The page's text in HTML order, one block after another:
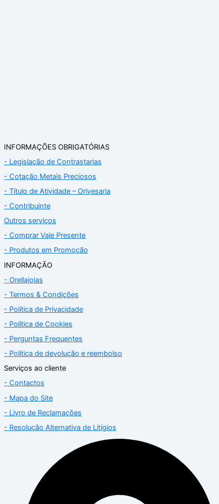
INFORMAÇÕES OBRIGATÓRIAS
- Legislação de Contrastarias
- Cotação Metais Preciosos
- Título de Atividade – Orivesaria
- Contribuinte
Outros serviços
- Comprar Vale Presente
- Produtos em Promoção
INFORMAÇÃO
- Orellajoias
- Termos & Condições
- Política de Privacidade
- Política de Cookies
- Perguntas Frequentes
- Política de devolução e reembolso
Serviços ao cliente
- Contactos
- Mapa do Site
- Livro de Reclamações
- Resolução Alternativa de Litígios